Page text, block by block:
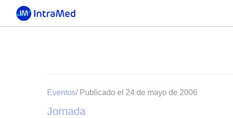
Eventos/ Publicado el 24 de mayo de 2006
Jornada